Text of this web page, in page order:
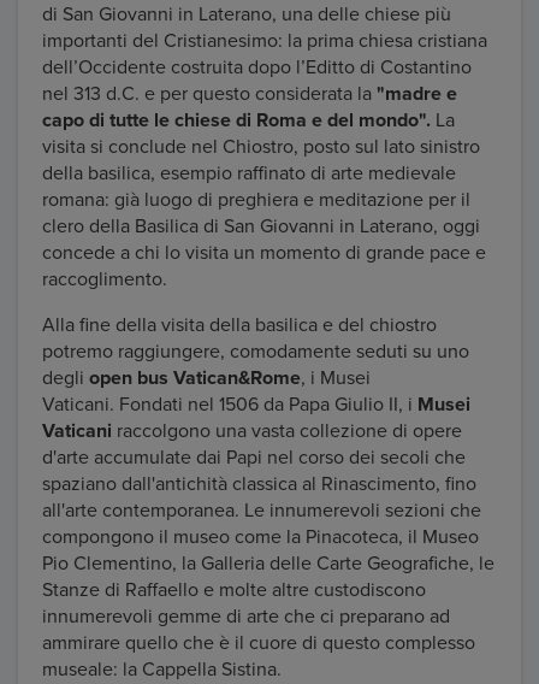
di San Giovanni in Laterano, una delle chiese più
importanti del Cristianesimo: la prima chiesa cristiana
dell’Occidente costruita dopo l’Editto di Costantino
nel 313 d.C. e per questo considerata la "madre e
capo di tutte le chiese di Roma e del mondo". La
visita si conclude nel Chiostro, posto sul lato sinistro
della basilica, esempio raffinato di arte medievale
romana: già luogo di preghiera e meditazione per il
clero della Basilica di San Giovanni in Laterano, oggi
concede a chi lo visita un momento di grande pace e
raccoglimento.
Alla fine della visita della basilica e del chiostro
potremo raggiungere, comodamente seduti su uno
degli open bus Vatican&Rome, i Musei
Vaticani. Fondati nel 1506 da Papa Giulio II, i Musei
Vaticani raccolgono una vasta collezione di opere
d'arte accumulate dai Papi nel corso dei secoli che
spaziano dall'antichità classica al Rinascimento, fino
all'arte contemporanea. Le innumerevoli sezioni che
compongono il museo come la Pinacoteca, il Museo
Pio Clementino, la Galleria delle Carte Geografiche, le
Stanze di Raffaello e molte altre custodiscono
innumerevoli gemme di arte che ci preparano ad
ammirare quello che è il cuore di questo complesso
museale: la Cappella Sistina.